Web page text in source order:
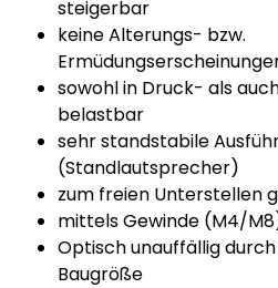
steigerbar
keine Alterungs- bzw.
sowohl in Druck- als
belastbar
sehr standstabile
(Standlautsprecher)
zum freien Unterstellen
mittels Gewinde (M4/
Optisch unauffällig
Baugröße